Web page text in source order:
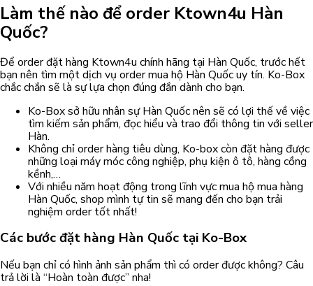
Làm thế nào để order Ktown4u Hàn
Quốc?
Để order đặt hàng Ktown4u chính hãng tại Hàn Quốc, trước hết
bạn nên tìm một dịch vụ order mua hộ Hàn Quốc uy tín. Ko-Box
chắc chắn sẽ là sự lựa chọn đúng đắn dành cho bạn.
Ko-Box sở hữu nhân sự Hàn Quốc nên sẽ có lợi thế về việc
tìm kiếm sản phẩm, đọc hiểu và trao đổi thông tin với seller
Hàn.
Không chỉ order hàng tiêu dùng, Ko-box còn đặt hàng được
những loại máy móc công nghiệp, phụ kiện ô tô, hàng cồng
kềnh,…
Với nhiều năm hoạt động trong lĩnh vực mua hộ mua hàng
Hàn Quốc, shop mình tự tin sẽ mang đến cho bạn trải
nghiệm order tốt nhất!
Các bước đặt hàng Hàn Quốc tại Ko-Box
Nếu bạn chỉ có hình ảnh sản phẩm thì có order được không? Câu
trả lời là “Hoàn toàn được” nha!